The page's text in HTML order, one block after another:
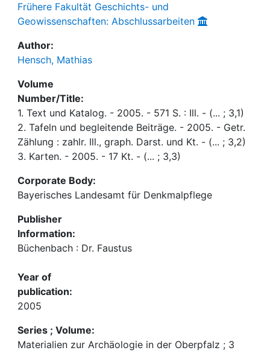
Frühere Fakultät Geschichts- und
Geowissenschaften: Abschlussarbeiten
Author:
Hensch, Mathias
Volume
Number/Title:
1. Text und Katalog. - 2005. - 571 S. : Ill. - (... ; 3,1)
2. Tafeln und begleitende Beiträge. - 2005. - Getr.
Zählung : zahlr. Ill., graph. Darst. und Kt. - (... ; 3,2)
3. Karten. - 2005. - 17 Kt. - (... ; 3,3)
Corporate Body:
Bayerisches Landesamt für Denkmalpflege
Publisher
Information:
Büchenbach : Dr. Faustus
Year of
publication:
2005
Series ; Volume:
Materialien zur Archäologie in der Oberpfalz ; 3